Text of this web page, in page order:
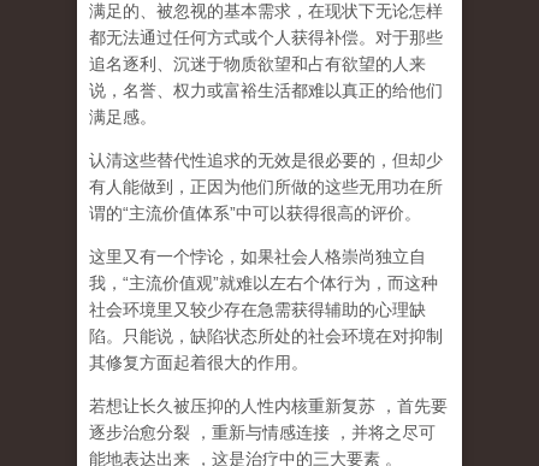
满足的、被忽视的基本需求，在现状下无论怎样
都无法通过任何方式或个人获得补偿。对于那些
追名逐利、沉迷于物质欲望和占有欲望的人来
说，名誉、权力或富裕生活都难以真正的给他们
满足感。
认清这些替代性追求的无效是很必要的，但却少
有人能做到，正因为他们所做的这些无用功在所
谓的“主流价值体系”中可以获得很高的评价。
这里又有一个悖论，如果社会人格崇尚独立自
我， “主流价值观”就难以左右个体行为，而这种
社会环境里又较少存在急需获得辅助的心理缺
陷。只能说， 缺陷状态所处的社会环境在对抑制
其修复方面起着很大的作用。
若想让长久被压抑的人性内核重新复苏
，首先要
逐步治愈分裂
，重新与情感连接
，并将之尽可
能地表达出来
，这是治疗中的三大要素 。